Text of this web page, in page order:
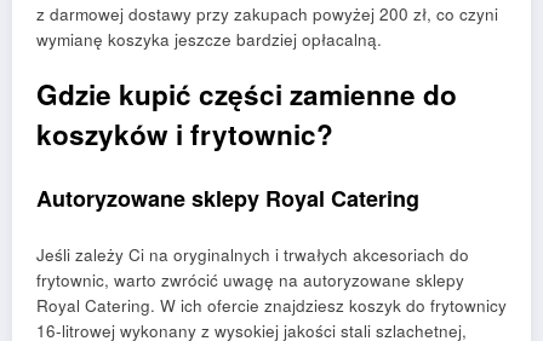
z darmowej dostawy przy zakupach powyżej 200 zł, co czyni
wymianę koszyka jeszcze bardziej opłacalną.
Gdzie kupić części zamienne do
koszyków i frytownic?
Autoryzowane sklepy Royal Catering
Jeśli zależy Ci na oryginalnych i trwałych akcesoriach do
frytownic, warto zwrócić uwagę na autoryzowane sklepy
Royal Catering. W ich ofercie znajdziesz koszyk do frytownicy
16-litrowej wykonany z wysokiej jakości stali szlachetnej,